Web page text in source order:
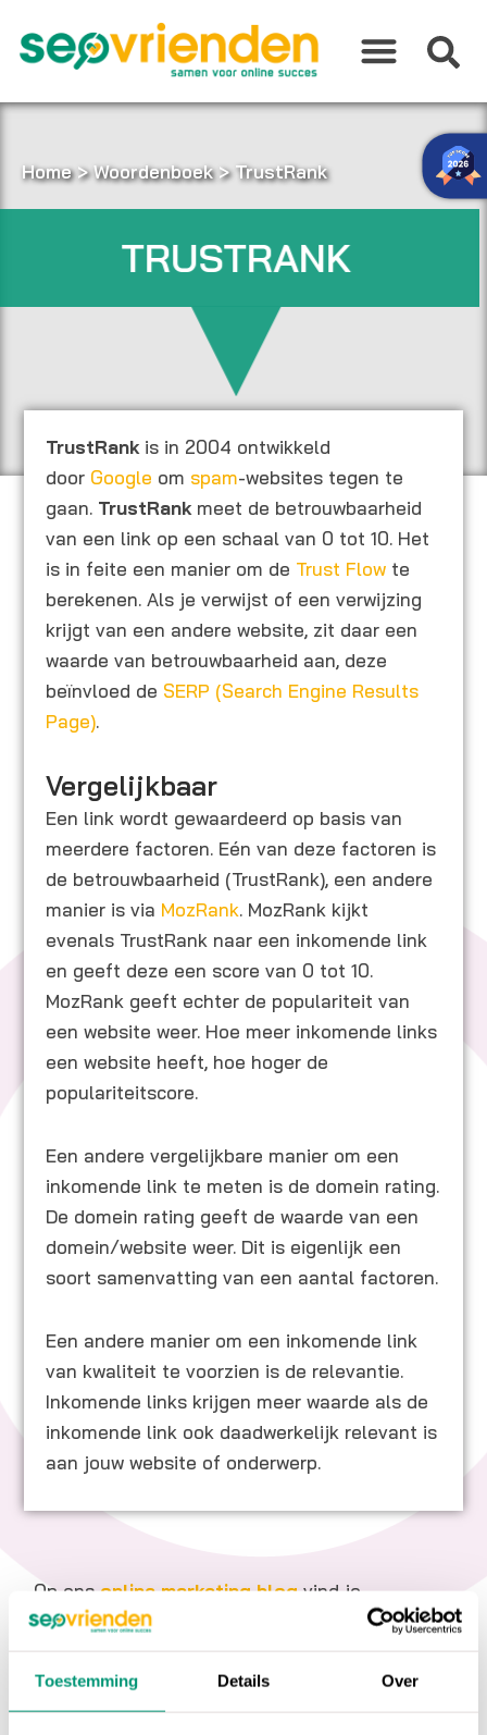
Toestemming Details Over
naar
inhoud
Home>Woordenboek>TrustRank
TRUSTRANK
Op onsonline marketing blogvind je
interessante artikelen over online marketing, of
woordenboek
TrustRank is in 2004 ontwikkeld
door Google om spam-websites tegen te
gaan. TrustRank meet de betrouwbaarheid
van een link op een schaal van 0 tot 10. Het
is in feite een manier om de Trust Flow te
berekenen. Als je verwijst of een verwijzing
krijgt van een andere website, zit daar een
waarde van betrouwbaarheid aan, deze
beïnvloed de SERP (Search Engine Results
Page).
Vergelijkbaar
Een link wordt gewaardeerd op basis van
meerdere factoren. Eén van deze factoren is
de betrouwbaarheid (TrustRank), een andere
manier is via MozRank. MozRank kijkt
evenals TrustRank naar een inkomende link
en geeft deze een score van 0 tot 10.
MozRank geeft echter de populariteit van
een website weer. Hoe meer inkomende links
een website heeft, hoe hoger de
populariteitscore.
Een andere vergelijkbare manier om een
inkomende link te meten is de domein rating.
De domein rating geeft de waarde van een
domein/website weer. Dit is eigenlijk een
soort samenvatting van een aantal factoren.
Een andere manier om een inkomende link
van kwaliteit te voorzien is de relevantie.
Inkomende links krijgen meer waarde als de
inkomende link ook daadwerkelijk relevant is
aan jouw website of onderwerp.